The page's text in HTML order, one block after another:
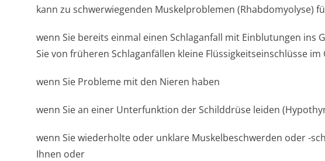
kann zu schwerwiegenden Muskelproblemen (Rhabdomyolyse)
wenn Sie bereits einmal einen Schlaganfall mit Einblutungen ins
Sie von früheren Schlaganfällen kleine Flüssigkeitse­inschlüsse im
wenn Sie Probleme mit den Nieren haben
wenn Sie an einer Unterfunktion der Schilddrüse leiden
wenn Sie wiederholte oder unklare Muskelbeschwerden oder -
Ihnen oder